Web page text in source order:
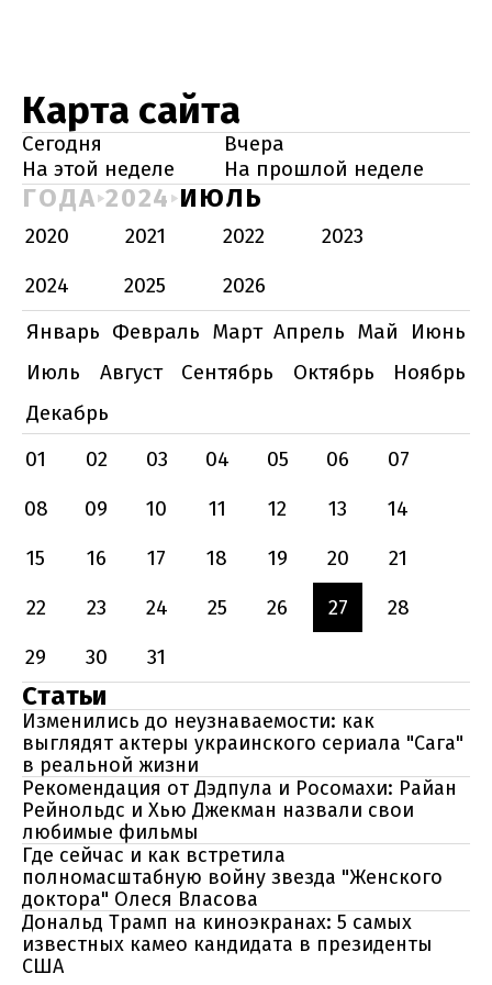
Карта сайта
Сегодня
Вчера
На этой неделе
На прошлой неделе
ГОДА 2024 ИЮЛЬ
2020 2021 2022
2023
2024
2025
2026
Январь Февраль Март Апрель Май
Июнь
Июль
Август Сентябрь Октябрь
Ноябрь
Декабрь
01
02 03 04 05 06
07
08
09 10 11 12 13
14
15
16 17 18 19 20
21
22
23 24 25 26 27
28
29
30 31
Статьи
Изменились до неузнаваемости: как
выглядят актеры украинского сериала "Сага"
в реальной жизни
Рекомендация от Дэдпула и Росомахи: Райан
Рейнольдс и Хью Джекман назвали свои
любимые фильмы
Где сейчас и как встретила
полномасштабную войну звезда "Женского
доктора" Олеся Власова
Дональд Трамп на киноэкранах: 5 самых
известных камео кандидата в президенты
США